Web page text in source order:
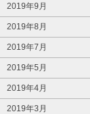
2019年9月
2019年8月
2019年7月
2019年5月
2019年4月
2019年3月